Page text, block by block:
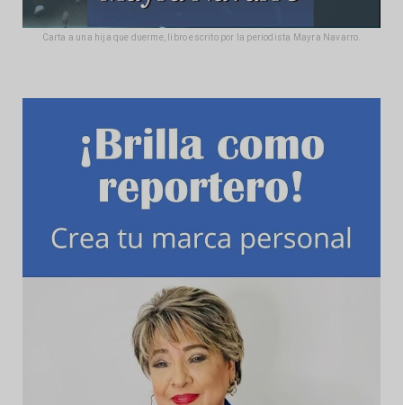
Carta a una hija que duerme, libro escrito por la periodista Mayra Navarro.